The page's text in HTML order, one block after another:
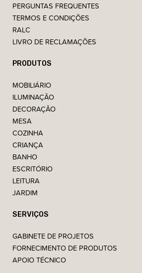
PERGUNTAS FREQUENTES
TERMOS E CONDIÇÕES
RALC
LIVRO DE RECLAMAÇÕES
PRODUTOS
MOBILIÁRIO
ILUMINAÇÃO
DECORAÇÃO
MESA
COZINHA
CRIANÇA
BANHO
ESCRITÓRIO
LEITURA
JARDIM
SERVIÇOS
GABINETE DE PROJETOS
FORNECIMENTO DE PRODUTOS
APOIO TÉCNICO